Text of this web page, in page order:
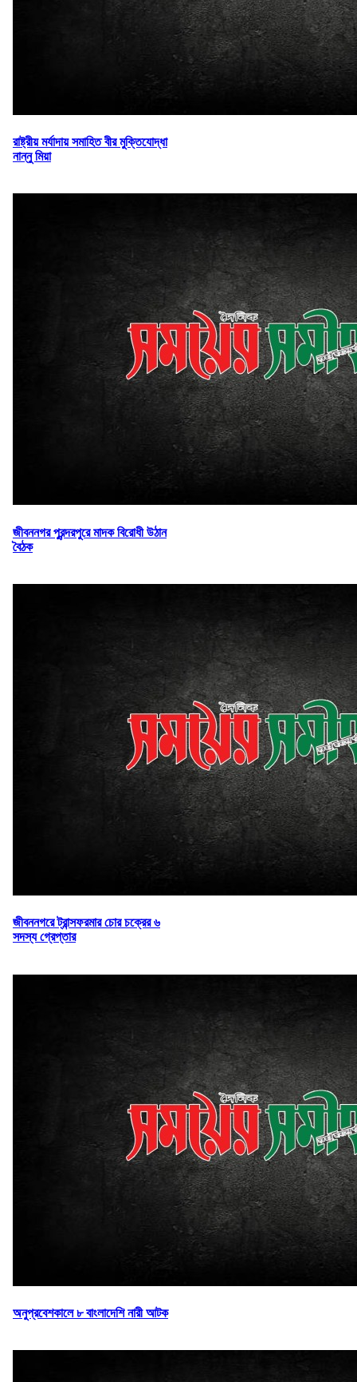
রাষ্ট্রীয় মর্যাদায় সমাহিত বীর মুক্তিযোদ্ধা
নান্নু মিয়া
জীবননগর পুরন্দরপুরে মাদক বিরোধী উঠান
বৈঠক
জীবননগরে ট্রান্সফরমার চোর চক্রের ৬
সদস্য গ্রেপ্তার
অনুপ্রবেশকালে ৮ বাংলাদেশি নারী আটক